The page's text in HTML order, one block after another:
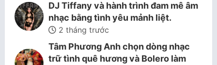
DJ Tiffany và hành trình đam mê âm
nhạc bằng tình yêu mảnh liệt.
2 tháng trước
Tâm Phương Anh chọn dòng nhạc
trữ tình quê hương và Bolero làm